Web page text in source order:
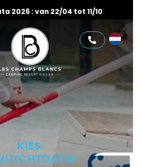
2026 : van 22/04 tot 11/10
KIES